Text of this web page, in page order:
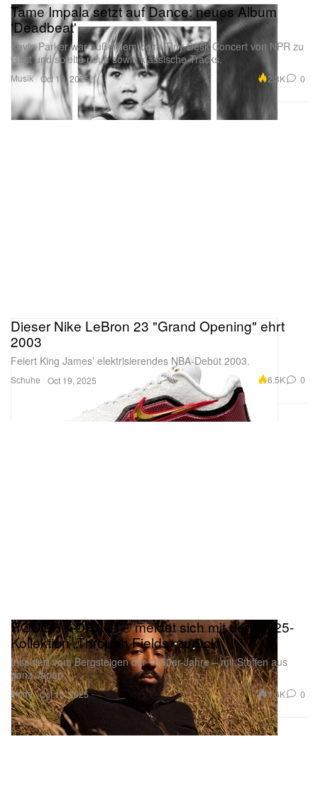
Musik
Tame Impala setzt auf Dance: neues Album
'Deadbeat'
Kevin Parker war außerdem beim Tiny Desk Concert von NPR zu
Gast und spielte neue sowie klassische Tracks.
Oct 19, 2025 2.3K 0
Schuhe
Dieser Nike LeBron 23 "Grand Opening" ehrt
2003
Feiert King James’ elektrisierendes NBA-Debüt 2003.
Oct 19, 2025 6.5K 0
Mode
ROUGH—DRAFT® meldet sich mit der FW25-
Kollektion „Through Fields“ zurück
Inspiriert vom Bergsteigen der 1950er-Jahre – mit Stoffen aus
ganz Japan.
Oct 19, 2025 1.6K 0